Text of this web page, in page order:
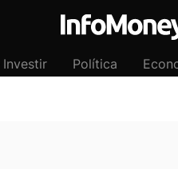
Investir Política